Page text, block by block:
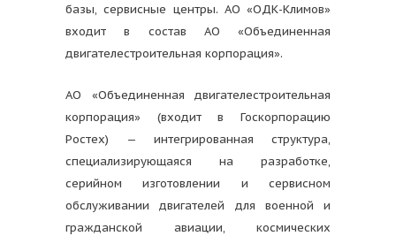
базы, сервисные центры. АО «ОДК-Климов»
входит в состав АО «Объединенная
двигателестроительная корпорация».
АО «Объединенная двигателестроительная
корпорация» (входит в Госкорпорацию
Ростех) — интегрированная структура,
специализирующаяся на разработке,
серийном изготовлении и сервисном
обслуживании двигателей для военной и
гражданской авиации, космических